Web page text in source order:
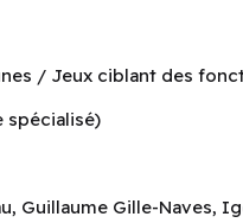
/ Jeux ciblant des
spécialisé)
Guillaume Gille-Naves,